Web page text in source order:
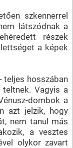
szkennerrel
látszódnak a
részek
a képek
teljes hosszában
Vagyis a
dombok a
azt jelzik, hogy
nem tanul más
a vesztes
olykor zavart